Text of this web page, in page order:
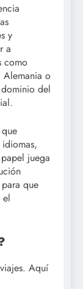
y
a
como
Alemania o
del
idiomas,
juega
que
el
Aquí